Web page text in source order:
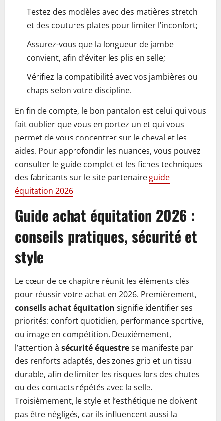
Testez des modèles avec des matières stretch
et des coutures plates pour limiter l’inconfort;
Assurez-vous que la longueur de jambe
convient, afin d’éviter les plis en selle;
Vérifiez la compatibilité avec vos jambières ou
chaps selon votre discipline.
En fin de compte, le bon pantalon est celui qui vous
fait oublier que vous en portez un et qui vous
permet de vous concentrer sur le cheval et les
aides. Pour approfondir les nuances, vous pouvez
consulter le guide complet et les fiches techniques
des fabricants sur le site partenaire guide
équitation 2026.
Guide achat équitation 2026 :
conseils pratiques, sécurité et
style
Le cœur de ce chapitre réunit les éléments clés
pour réussir votre achat en 2026. Premièrement,
conseils achat équitation signifie identifier ses
priorités: confort quotidien, performance sportive,
ou image en compétition. Deuxièmement,
l’attention à sécurité équestrese manifeste par
des renforts adaptés, des zones grip et un tissu
durable, afin de limiter les risques lors des chutes
ou des contacts répétés avec la selle.
Troisièmement, le style et l’esthétique ne doivent
pas être négligés, car ils influencent aussi la